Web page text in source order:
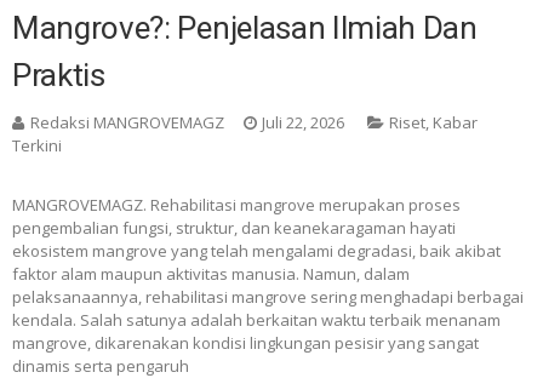
Mangrove?: Penjelasan Ilmiah Dan
Praktis
Redaksi MANGROVEMAGZ Juli 22, 2026 Riset, Kabar
Terkini
MANGROVEMAGZ. Rehabilitasi mangrove merupakan proses
pengembalian fungsi, struktur, dan keanekaragaman hayati
ekosistem mangrove yang telah mengalami degradasi, baik akibat
faktor alam maupun aktivitas manusia. Namun, dalam
pelaksanaannya, rehabilitasi mangrove sering menghadapi berbagai
kendala. Salah satunya adalah berkaitan waktu terbaik menanam
mangrove, dikarenakan kondisi lingkungan pesisir yang sangat
dinamis serta pengaruh